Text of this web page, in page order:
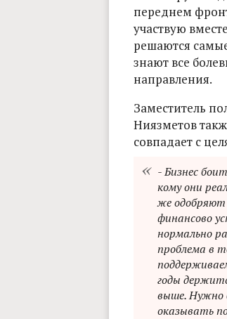
переднем
участвую
решаются
знают все
направления.
Заместитель
Ниязметов
совпадает с
- Бизнес
кому они
же
финансово
нормально
проблема в
годы
выше. Нужно
оказывать